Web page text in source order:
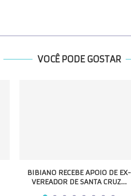
VOCÊ PODE GOSTAR
BIBIANO RECEBE APOIO DE EX-
VEREADOR DE SANTA CRUZ...